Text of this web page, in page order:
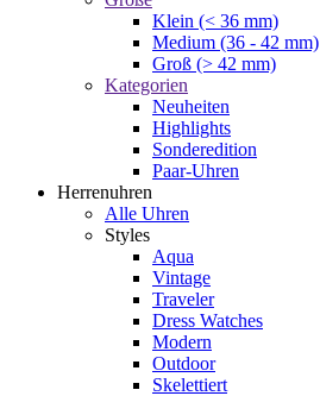
Klein (< 36 mm)
Medium (36 - 42 mm)
Groß (> 42 mm)
Kategorien
Neuheiten
Highlights
Sonderedition
Paar-Uhren
Herrenuhren
Alle Uhren
Styles
Aqua
Vintage
Traveler
Dress Watches
Modern
Outdoor
Skelettiert